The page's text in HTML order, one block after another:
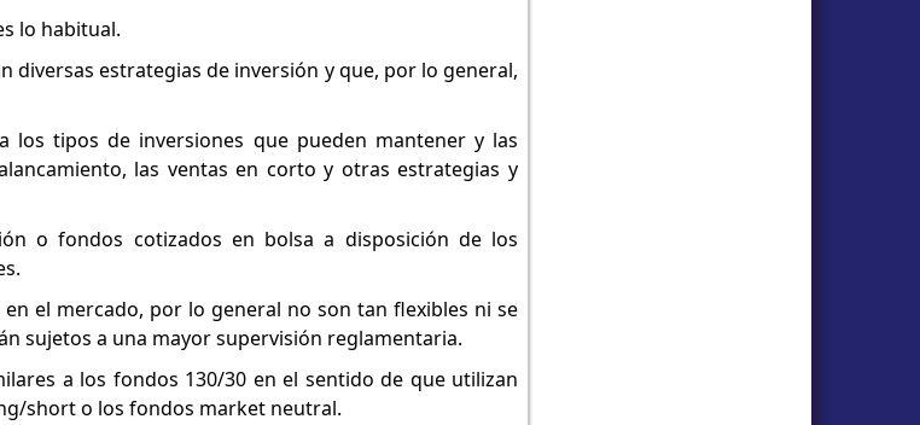
lo habitual.
estrategias de inversión y que, por lo general,
tipos de inversiones que pueden mantener y las
las ventas en corto y otras estrategias y
o fondos cotizados en bolsa a disposición de los
el mercado, por lo general no son tan flexibles ni se
sujetos a una mayor supervisión reglamentaria.
a los fondos 130/30 en el sentido de que utilizan
short o los fondos market neutral.